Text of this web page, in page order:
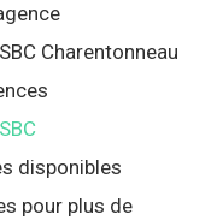
Charentonneau
disponibles
pour plus de